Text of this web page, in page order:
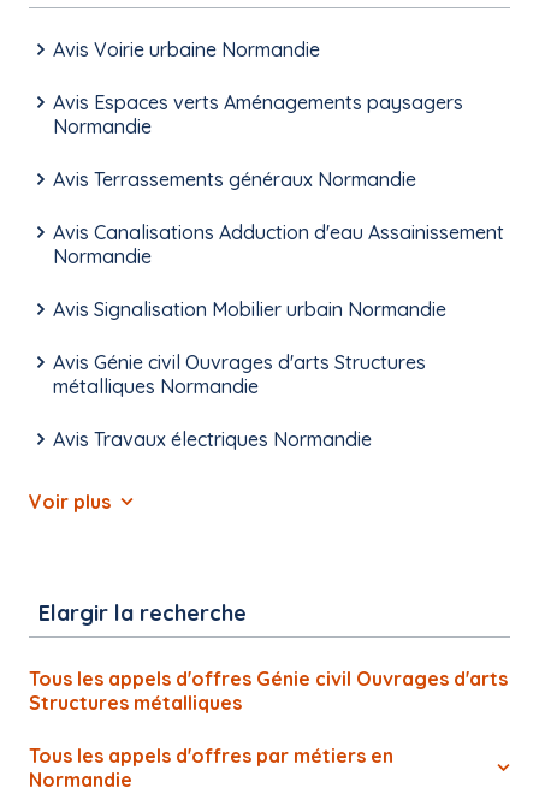
Avis Voirie urbaine Normandie
Avis Espaces verts Aménagements paysagers
Normandie
Avis Terrassements généraux Normandie
Avis Canalisations Adduction d'eau Assainissement
Normandie
Avis Signalisation Mobilier urbain Normandie
Avis Génie civil Ouvrages d'arts Structures
métalliques Normandie
Avis Travaux électriques Normandie
Voir plus
Elargir la recherche
Tous les appels d'offres Génie civil Ouvrages d'arts
Structures métalliques
Tous les appels d'offres par métiers en
Normandie